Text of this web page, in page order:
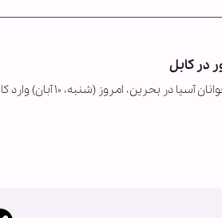
در کابل
تیم ملی فوتسال زیر ۱۷ سال افغانستان پس از قهرمانی تاریخی در مسابقات قهرمانی نوجوانان آسیا در بحرین،